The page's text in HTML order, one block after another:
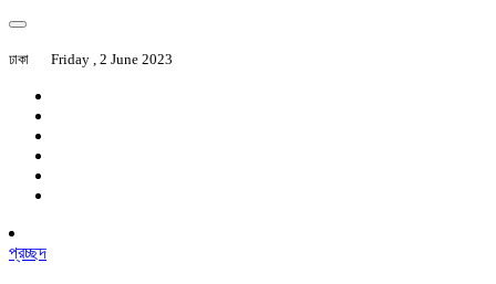
ঢাকা Friday , 2 June 2023
প্রচ্ছদ